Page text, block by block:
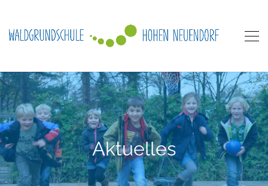
Aktuelles